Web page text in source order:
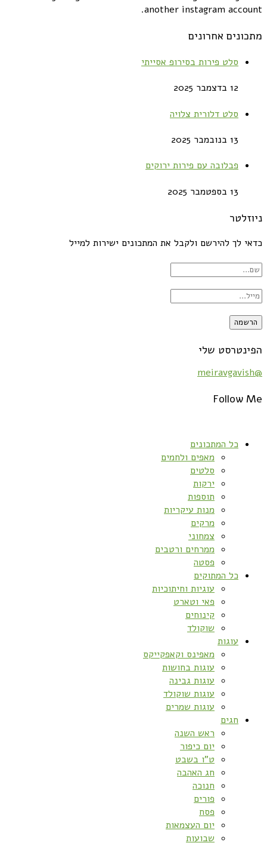
another instagram account.
מתכונים אחרונים
סלט פירות בסירופ אסייתי
12 בדצמבר 2025
סלט דלורית צלויה
13 בנובמבר 2025
פבלובה עם פירות ירוקים
13 בספטמבר 2025
ניוזלטר
כדאי לך להירשם ולקבל את המתכונים ישירות למייל
הפינטרסט שלי
@meiravgavish
Follow Me
כל המתכונים
מאפים ולחמים
סלטים
ירקות
תוספות
מנות עיקריות
מרקים
צמחוני
ממרחים ורטבים
פסטה
כל המתוקים
עוגיות וחיתוכיות
פאי וטארט
קינוחים
שוקולד
עוגות
מאפינס וקאפקייקס
עוגות בחושות
עוגות גבינה
עוגות שוקולד
עוגות שמרים
חגים
ראש השנה
יום כיפור
ט”ו בשבט
חג האהבה
חנוכה
פורים
פסח
יום העצמאות
שבועות